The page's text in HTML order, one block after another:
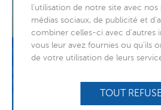
CHAQUE ANNÉE
PROCÈS
l’utilisation de notre site avec nos
médias sociaux, de publicité et
combiner celles-ci avec d’autres
vous leur avez fournies ou qu’ils
de votre utilisation de leurs
TOUT